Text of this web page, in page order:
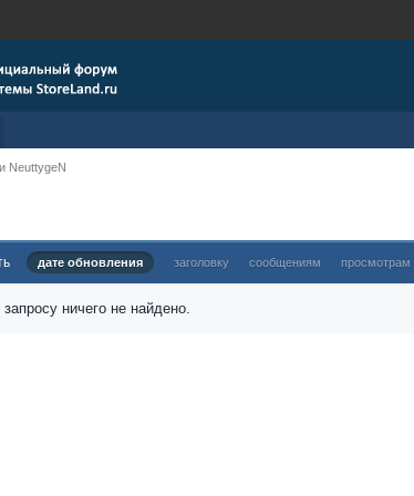
NeuttygeN
дате обновления заголовку сообщениям просмотрам
ничего не найдено.